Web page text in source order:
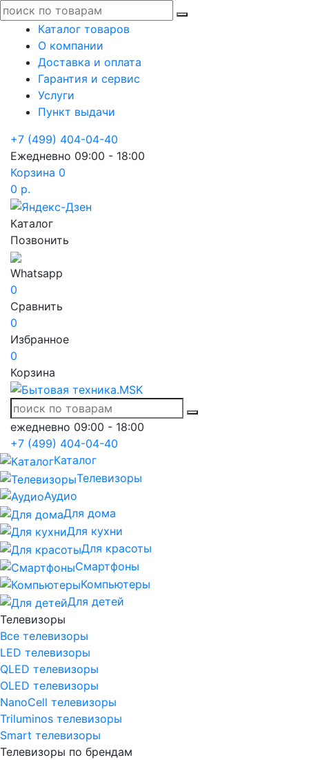
Каталог товаров
О компании
Доставка и оплата
Гарантия и сервис
Услуги
Пункт выдачи
+7 (499) 404-04-40
Ежедневно 09:00 - 18:00
Корзина 0
0 р.
Каталог
Позвонить
Whatsapp
0
Сравнить
0
Избранное
0
Корзина
ежедневно 09:00 - 18:00
+7 (499) 404-04-40
Каталог
Телевизоры
Аудио
Для дома
Для кухни
Для красоты
Смартфоны
Компьютеры
Для детей
Телевизоры
Все телевизоры
LED телевизоры
QLED телевизоры
OLED телевизоры
NanoCell телевизоры
Triluminos телевизоры
Smart телевизоры
Телевизоры по брендам